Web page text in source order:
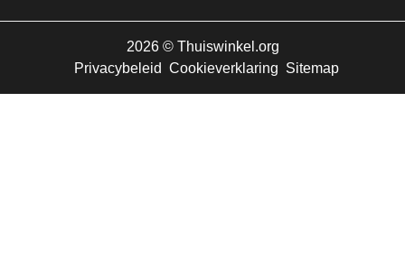
2026 ©Thuiswinkel.org
Privacybeleid Cookieverklaring Sitemap